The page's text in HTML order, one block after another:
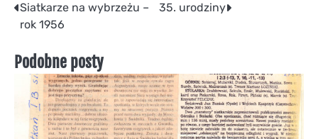
Nawigacja
Siatkarze na wybrzeżu –
rok 1956
35. urodziny
Podobne posty